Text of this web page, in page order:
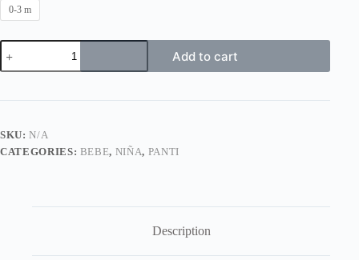
0-3 m
Leotardo
Panti
de
roja
Add to cart
SKU:N/A
CATEGORIES: BEBE, NIÑA, PANTI
Description